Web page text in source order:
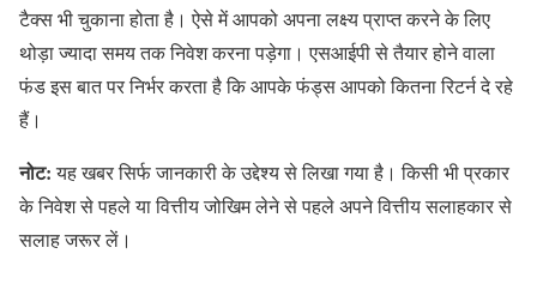
टैक्स भी चुकाना होता है। ऐसे में आपको अपना लक्ष्य प्राप्त करने के लिए
थोड़ा ज्यादा समय तक निवेश करना पड़ेगा। एसआईपी से तैयार होने वाला
फंड इस बात पर निर्भर करता है कि आपके फंड्स आपको कितना रिटर्न दे रहे
हैं।
नोट:यह खबर सिर्फ जानकारी के उद्देश्य से लिखा गया है। किसी भी प्रकार
के निवेश से पहले या वित्तीय जोखिम लेने से पहले अपने वित्तीय सलाहकार से
सलाह जरूर लें।